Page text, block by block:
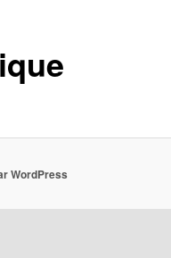
WordPress